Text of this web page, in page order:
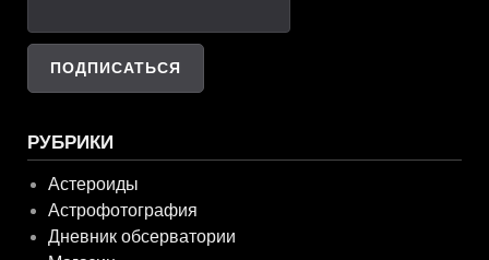
РУБРИКИ
Астероиды
Астрофотография
Дневник обсерватории